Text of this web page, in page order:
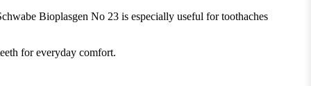
Bioplasgen No 23 is especially useful for toothaches
for everyday comfort.